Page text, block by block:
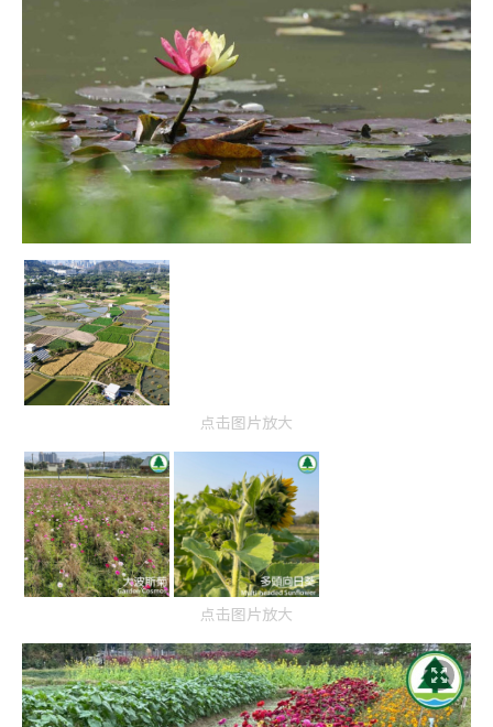
点击图片放大
点击图片放大